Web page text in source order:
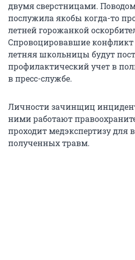
двумя сверстницами.
послужила якобы когда-то
летней горожанкой
Спровоцировавшие конфликт
летняя школьницы будут
профилактический учет в
в пресс-службе.
Личности зачинщиц
ними работают
проходит медэкспертизу для
полученных травм.